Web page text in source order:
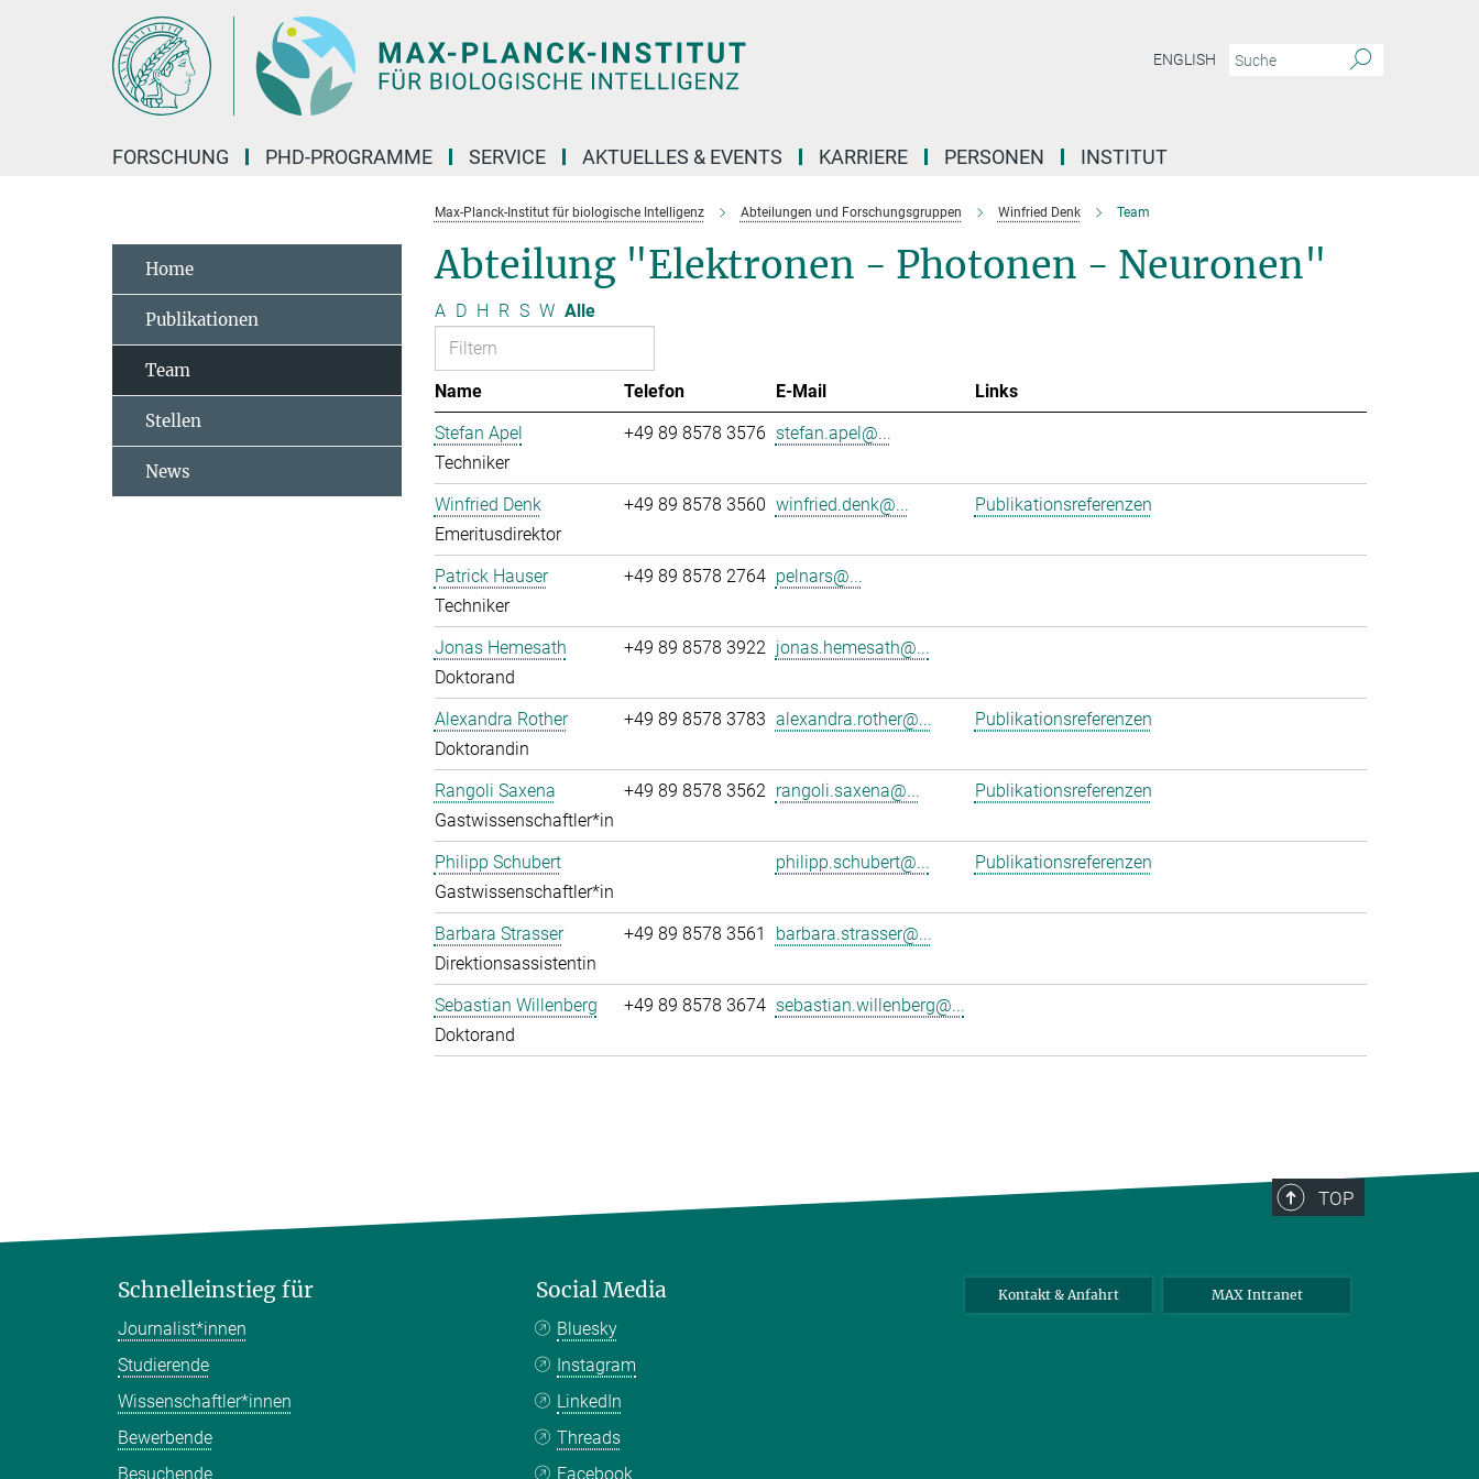
ENGLISH
FORSCHUNG PHD-PROGRAMME SERVICE AKTUELLES & EVENTS KARRIERE PERSONEN INSTITUT
Max-Planck-Institut für biologische Intelligenz Abteilungen und Forschungsgruppen Winfried Denk Team
Abteilung "Elektronen - Photonen - Neuronen"
A D H R S W Alle
Name Telefon E-Mail
Links
Stefan Apel
Techniker
+49 89 8578 3576 stefan.apel@...
Winfried Denk
Emeritusdirektor
+49 89 8578 3560 winfried.denk@... Publikationsreferenzen
Patrick Hauser
Techniker
+49 89 8578 2764 pelnars@...
Jonas Hemesath
Doktorand
+49 89 8578 3922 jonas.hemesath@...
Alexandra Rother
Doktorandin
+49 89 8578 3783 alexandra.rother@... Publikationsreferenzen
Rangoli Saxena
Gastwissenschaftler*in
+49 89 8578 3562 rangoli.saxena@... Publikationsreferenzen
Philipp Schubert
Gastwissenschaftler*in
philipp.schubert@... Publikationsreferenzen
Barbara Strasser
Direktionsassistentin
+49 89 8578 3561 barbara.strasser@...
Sebastian Willenberg
Doktorand
+49 89 8578 3674 sebastian.willenberg@...
Home
Publikationen
Team
Stellen
News
TOP
Schnelleinstieg für
Journalist*innen
Studierende
Wissenschaftler*innen
Bewerbende
Besuchende
Social Media
Bluesky
Instagram
LinkedIn
Threads
Facebook
Kontakt & Anfahrt MAX Intranet